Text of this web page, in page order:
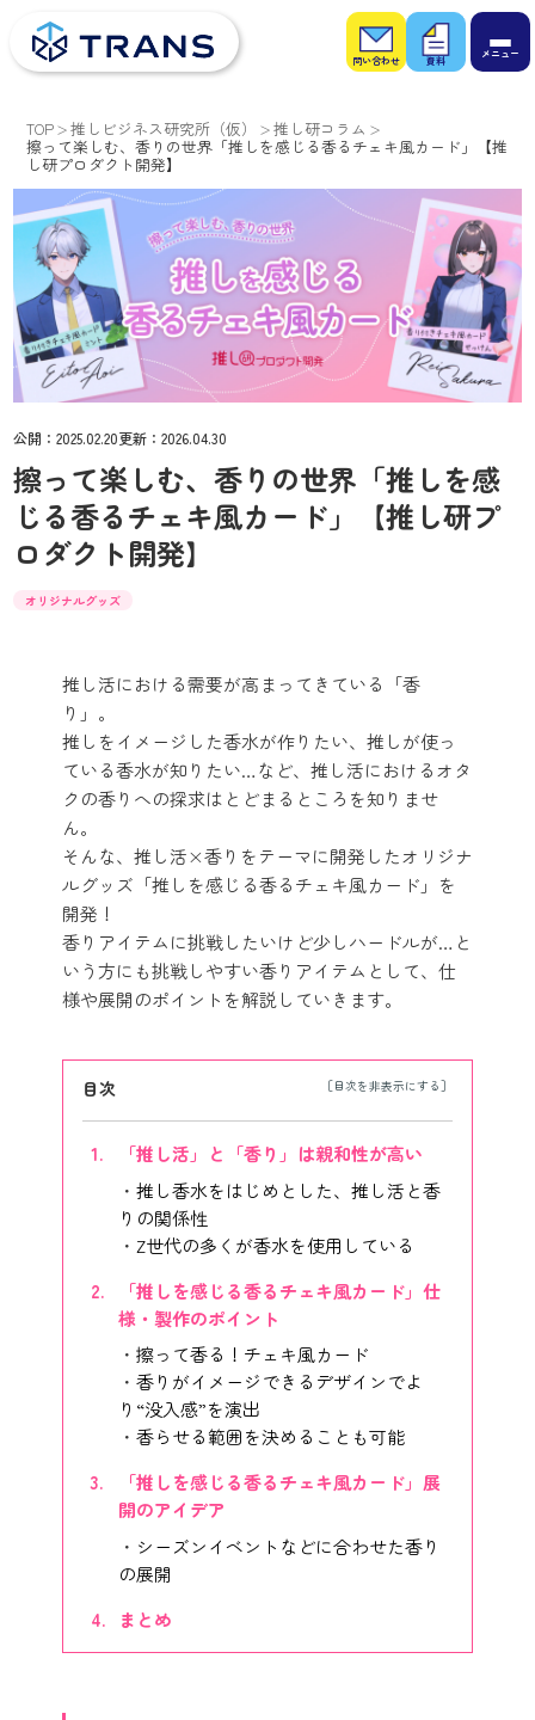
お問
い合
わせ
お役
立ち
資料
TOP 推しビジネス研究所（仮） 推し研コラム
擦って楽しむ、香りの世界「推しを感じる香るチェキ風カード」【推
し研プロダクト開発】
公開：2025.02.20更新：2026.04.30
擦って楽しむ、香りの世界「推しを感
じる香るチェキ風カード」【推し研プ
ロダクト開発】
オリジナルグッズ
推し活における需要が高まってきている「香
り」。
推しをイメージした香水が作りたい、推しが使っ
ている香水が知りたい…など、推し活におけるオタ
クの香りへの探求はとどまるところを知りませ
ん。
そんな、推し活×香りをテーマに開発したオリジナ
ルグッズ「推しを感じる香るチェキ風カード」を
開発！
香りアイテムに挑戦したいけど少しハードルが…と
いう方にも挑戦しやすい香りアイテムとして、仕
様や展開のポイントを解説していきます。
目次
「推し活」と「香り」は親和性が高い
推し香水をはじめとした、推し活と香
りの関係性
Z世代の多くが香水を使用している
「推しを感じる香るチェキ風カード」仕
様・製作のポイント
擦って香る！チェキ風カード
香りがイメージできるデザインでよ
り“没入感”を演出
香らせる範囲を決めることも可能
「推しを感じる香るチェキ風カード」展
開のアイデア
シーズンイベントなどに合わせた香り
の展開
まとめ